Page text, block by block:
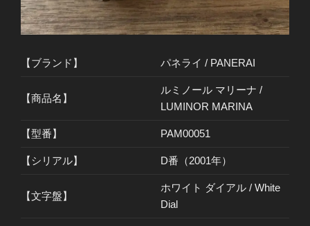
【ブランド】 パネライ / PANERAI
【商品名】
ルミノール マリーナ /
LUMINOR MARINA
【型番】 PAM00051
【シリアル】 D番（2001年）
【文字盤】
ホワイト ダイアル / White
Dial